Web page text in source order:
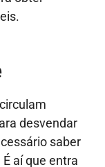
desvendar
saber
aí que entra